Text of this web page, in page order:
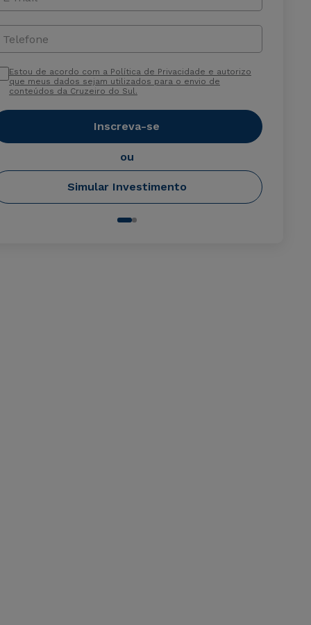
Telefone
Estou de acordo com a Política de Privacidade e autorizo
que meus dados sejam utilizados para o envio de
conteúdos da Cruzeiro do Sul.
Inscreva-se
ou
Simular Investimento